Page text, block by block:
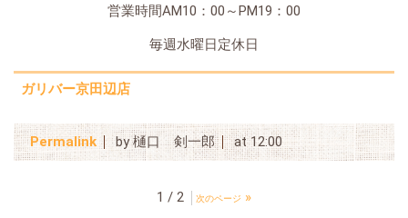
営業時間AM10：00～PM19：00
毎週水曜日定休日
ガリバー京田辺店
Permalink by 樋口 剣一郎 at 12:00
1 / 2 次のページ »